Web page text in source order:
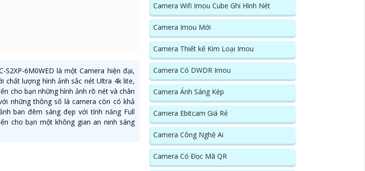
S2XP-6M0WED là một Camera hiện đại,
chất lượng hình ảnh sắc nét Ultra 4k lite,
cho bạn những hình ảnh rõ nét và chân
những thông số là camera còn có khả
ban đêm sáng đẹp với tính năng Full
cho bạn một không gian an ninh sáng
Camera Wifi Imou Cube Ghi Hình Nét
Camera Imou Mới
Camera Thiết kế Kim Loại Imou
Camera Có DWDR Imou
Camera Ánh Sáng Kép
Camera Ebitcam Giá Rẻ
Camera Công Nghệ Ai
Camera Có Đọc Mã QR